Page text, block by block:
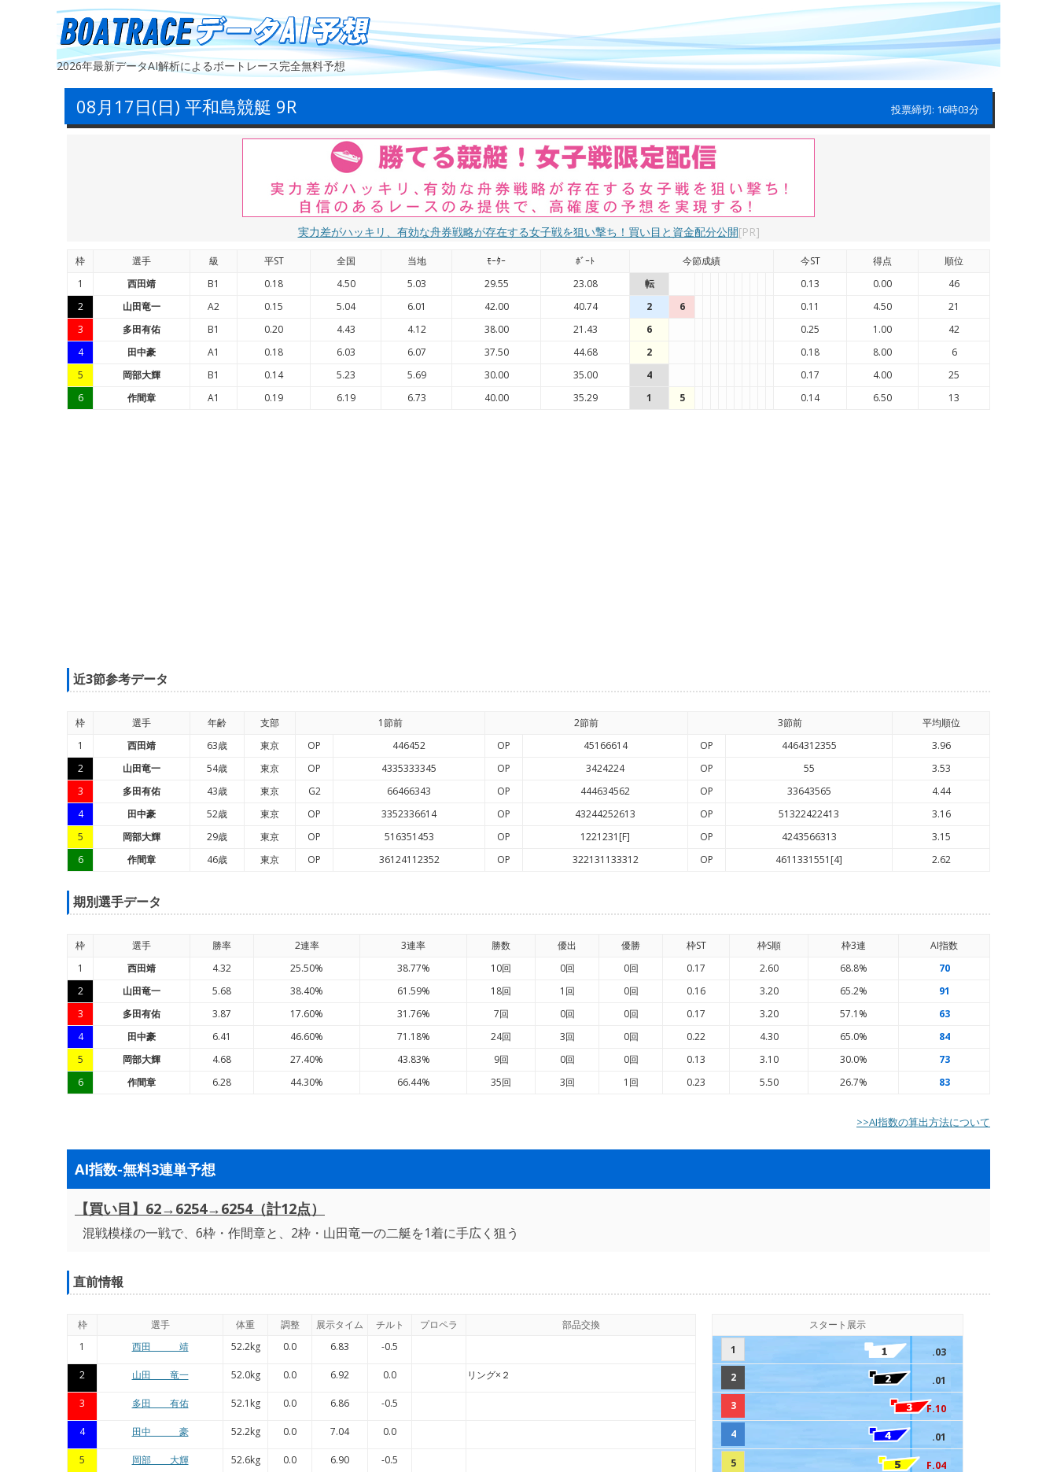
2026年最新データAI解析によるボートレース完全無料予想
08月17日(日) 平和島競艇 9R 投票締切: 16時03分
実力差がハッキリ、有効な舟券戦略が存在する女子戦を狙い撃ち！買い目と資金配分公開[PR]
枠 選手 級 平ST 全国 当地 ﾓｰﾀｰ ﾎﾞｰﾄ 今節成績 今ST 得点
順位
1
西田靖 B1 0.18 4.50 5.03 29.55 23.08 転 0.13 0.00
46
2
山田竜一 A2 0.15 5.04 6.01 42.00 40.74 2 6 0.11 4.50
21
3
多田有佑 B1 0.20 4.43 4.12 38.00 21.43 6 0.25 1.00
42
4
田中豪 A1 0.18 6.03 6.07 37.50 44.68 2 0.18 8.00
6
5
岡部大輝 B1 0.14 5.23 5.69 30.00 35.00 4 0.17 4.00
25
6
作間章 A1 0.19 6.19 6.73 40.00 35.29 1 5 0.14 6.50 13
近3節参考データ
枠 選手 年齢 支部 1節前 2節前 3節前 平均順位
1
西田靖 63歳 東京 OP 446452 OP 45166614 OP 4464312355
3.96
2
山田竜一 54歳 東京 OP 4335333345 OP 3424224 OP 55
3.53
3
多田有佑 43歳 東京 G2 66466343 OP 444634562 OP 33643565
4.44
4
田中豪 52歳 東京 OP 3352336614 OP 43244252613 OP 51322422413
3.16
5
岡部大輝 29歳 東京 OP 516351453 OP 1221231[F] OP 4243566313
3.15
6
作間章 46歳 東京 OP 36124112352 OP 322131133312 OP 4611331551[4] 2.62
期別選手データ
枠 選手 勝率 2連率 3連率 勝数 優出 優勝 枠ST 枠S順 枠3連 AI指数
1
西田靖 4.32 25.50% 38.77% 10回 0回 0回 0.17 2.60 68.8%
70
2
山田竜一 5.68 38.40% 61.59% 18回 1回 0回 0.16 3.20 65.2%
91
3
多田有佑 3.87 17.60% 31.76% 7回 0回 0回 0.17 3.20 57.1%
63
4
田中豪 6.41 46.60% 71.18% 24回 3回 0回 0.22 4.30 65.0%
84
5
岡部大輝 4.68 27.40% 43.83% 9回 0回 0回 0.13 3.10 30.0%
73
6
作間章 6.28 44.30% 66.44% 35回 3回 1回 0.23 5.50 26.7% 83
>>AI指数の算出方法について
AI指数-無料3連単予想
【買い目】62→6254→6254（計12点）
混戦模様の一戦で、6枠・作間章と、2枠・山田竜一の二艇を1着に手広く狙う
直前情報
枠 選手 体重 調整 展示タイム チルト プロペラ
部品交換
1
西田 靖 52.2kg 0.0 6.83 -0.5
2 山田 竜一 52.0kg 0.0 6.92 0.0 リング×２
3 多田 有佑 52.1kg 0.0 6.86 -0.5
4 田中 豪 52.2kg 0.0 7.04 0.0
5 岡部 大輝 52.6kg 0.0 6.90 -0.5
スタート展示
1
.03
2
.01
3
F.10
4
.01
5
F.04